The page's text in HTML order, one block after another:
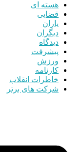
هسته ای
قضایی
یاران
دیگران
دیدگاه
پیشرفت
ورزش
کارنامه
خاطرات انقلاب
شرکت های برتر